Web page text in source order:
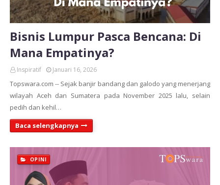
Bisnis Lumpur Pasca Bencana: Di
Mana Empatinya?
Inspiratif Januari 16, 2026
Topswara.com -- Sejak banjir bandang dan galodo yang menerjang
wilayah Aceh dan Sumatera pada November 2025 lalu, selain
pedih dan kehil…
Baca selengkapnya
OPINI